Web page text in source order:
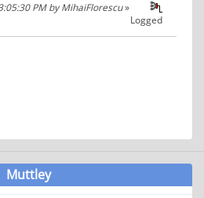
PM by MihaiFlorescu»
Logged
Muttley